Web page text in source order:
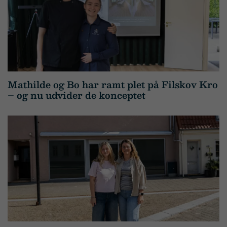
Mathilde og Bo har ramt plet på Filskov Kro
– og nu udvider de konceptet